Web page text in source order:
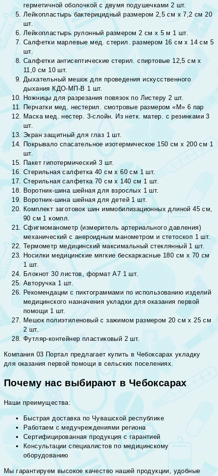
герметичной оболочкой с двумя подушечками 2 шт.
Лейкопластырь бактерицидный размером 2,5 см х 7,2 см 20
шт.
Лейкопластырь рулонный размером 2 см х 5 м 1 шт.
Салфетки марлевые мед. стерил. размером 16 см х 14 см 5
шт.
Салфетки антисептические стерил. спиртовые 12,5 см х
11,0 см 10 шт.
Дыхательный мешок для проведения искусственного
дыхания КДО-МП-В 1 шт.
Ножницы для разрезания повязок по Листеру 2 шт.
Перчатки мед. нестерил. смотровые размером «М» 6 пар
Маска мед. нестер. 3-слойн. Из нетк. матер. с резинками 3
шт.
Экран защитный для глаз 1 шт.
Покрывало спасательное изотермическое 150 см х 200 см 1
шт.
Пакет гипотермический 3 шт.
Стерильная салфетка 40 см х 60 см 1 шт.
Стерильная салфетка 70 см х 140 см 1 шт.
Воротник-шина шейная для взрослых 1 шт.
Воротник-шина шейная для детей 1 шт.
Комплект заготовок шин иммобилизационных длиной 45 см,
90 см 1 компл.
Сфигмоманометр (измеритель артериального давления)
механический с анероидным манометром и стетоскоп 1 шт.
Термометр медицинский максимальный стеклянный 1 шт.
Носилки медицинские мягкие бескаркасные 180 см х 70 см
1 шт.
Блокнот 30 листов, формат А7 1 шт.
Авторучка 1 шт.
Рекомендации с пиктограммами по использованию изделий
медицинского назначения укладки для оказания первой
помощи 1 шт.
Мешок полиэтиленовый с зажимом размером 20 см х 25 см
2 шт.
Футляр-контейнер пластиковый 2 шт.
Компания 03 Портал предлагает купить в Чебоксарах укладку
для оказания первой помощи в сельских поселениях.
Почему нас выбирают в Чебоксарах
Наши преимущества:
Быстрая доставка по Чувашской республике
Работаем с медучреждениями региона
Сертифицированная продукция с гарантией
Консультации специалистов по медицинскому
оборудованию
Мы гарантируем высокое качество нашей продукции, удобные